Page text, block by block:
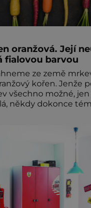
oranžová. Její
fialovou barvou
ze země
kořen. Jenže
všechno možné, jen
někdy dokonce
Její příběh je